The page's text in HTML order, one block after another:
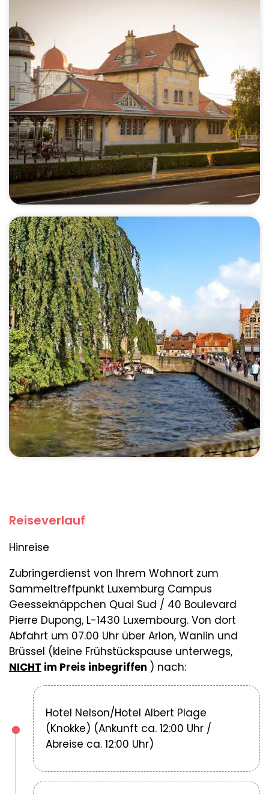
Reiseverlauf
Hinreise
Zubringerdienst von Ihrem Wohnort zum
Sammeltreffpunkt Luxemburg Campus
Geesseknäppchen Quai Sud / 40 Boulevard
Pierre Dupong, L-1430 Luxembourg. Von dort
Abfahrt um 07.00 Uhr über Arlon, Wanlin und
Brüssel (kleine Frühstückspause unterwegs,
NICHT im Preis inbegriffen ) nach:
Hotel Nelson/Hotel Albert Plage
(Knokke) (Ankunft ca. 12:00 Uhr /
Abreise ca. 12:00 Uhr)